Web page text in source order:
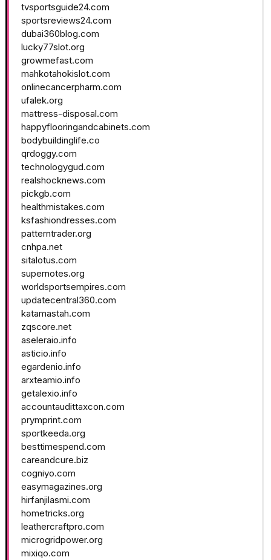
tvsportsguide24.com
sportsreviews24.com
dubai360blog.com
lucky77slot.org
growmefast.com
mahkotahokislot.com
onlinecancerpharm.com
ufalek.org
mattress-disposal.com
happyflooringandcabinets.com
bodybuildinglife.co
qrdoggy.com
technologygud.com
realshocknews.com
pickgb.com
healthmistakes.com
ksfashiondresses.com
patterntrader.org
cnhpa.net
sitalotus.com
supernotes.org
worldsportsempires.com
updatecentral360.com
katamastah.com
zqscore.net
aseleraio.info
asticio.info
egardenio.info
arxteamio.info
getalexio.info
accountaudittaxcon.com
prymprint.com
sportkeeda.org
besttimespend.com
careandcure.biz
cogniyo.com
easymagazines.org
hirfanjilasmi.com
hometricks.org
leathercraftpro.com
microgridpower.org
mixiqo.com